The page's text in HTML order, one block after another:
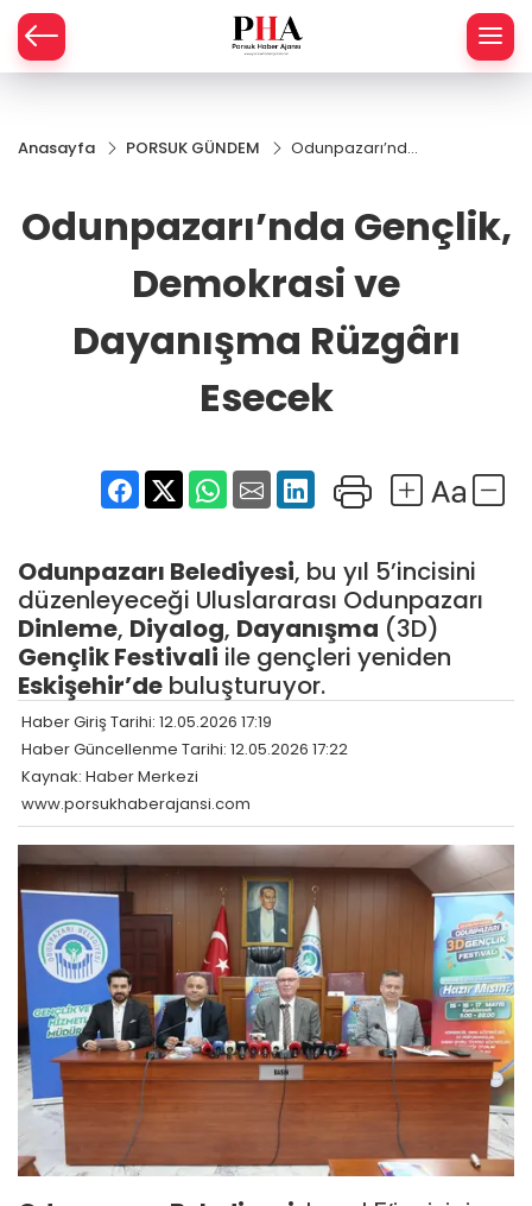
Anasayfa PORSUK GÜNDEM
Odunpazarı’nda
Dayanışma
Rüzgârı Esecek
Odunpazarı’nda Gençlik,
Demokrasi ve
Dayanışma Rüzgârı
Esecek
Odunpazarı Belediyesi, bu yıl 5’incisini
düzenleyeceği Uluslararası Odunpazarı
Dinleme, Diyalog, Dayanışma (3D)
Gençlik Festivali ile gençleri yeniden
Eskişehir’de buluşturuyor.
Haber Giriş Tarihi: 12.05.2026 17:19
Haber Güncellenme Tarihi: 12.05.2026 17:22
Kaynak: Haber Merkezi
www.porsukhaberajansi.com